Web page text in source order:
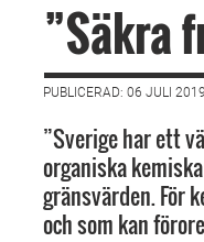
”Säkra
PUBLICERAD: 06 JULI 2019
”Sverige har ett
organiska
gränsvärden. För
och som kan